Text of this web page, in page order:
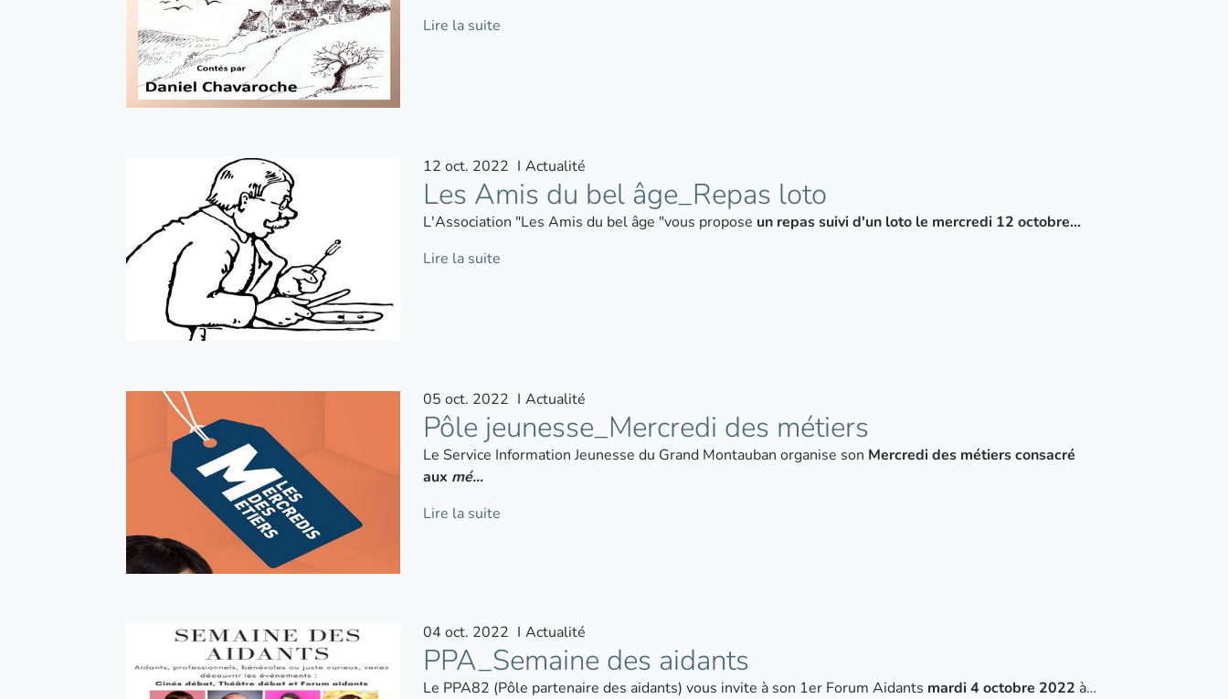
Lire la suite
12 oct. 2022 I Actualité
Les Amis du bel âge_Repas loto
L'Association "Les Amis du bel âge "vous propose un repas suivi d'un loto le mercredi 12 octobre…
Lire la suite
05 oct. 2022 I Actualité
Pôle jeunesse_Mercredi des métiers
Le Service Information Jeunesse du Grand Montauban organise son Mercredi des métiers consacré
aux mé…
Lire la suite
04 oct. 2022 I Actualité
PPA_Semaine des aidants
Le PPA82 (Pôle partenaire des aidants) vous invite à son 1er Forum Aidants mardi 4 octobre 2022 à…